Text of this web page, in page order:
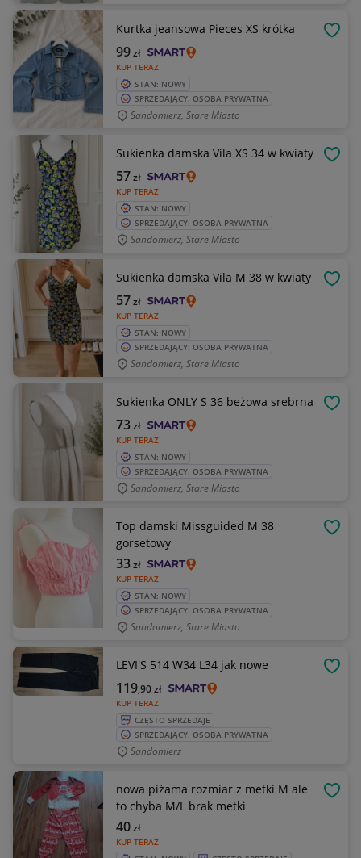
Kurtka jeansowa Pieces XS krótka
KUP TERAZ
99zł
STAN: NOWY
SPRZEDAJĄCY: OSOBA PRYWATNA
Sandomierz, Stare Miasto
Sukienka damska Vila XS 34 w kwiaty
KUP TERAZ
57zł
STAN: NOWY
SPRZEDAJĄCY: OSOBA PRYWATNA
Sandomierz, Stare Miasto
Sukienka damska Vila M 38 w kwiaty
KUP TERAZ
57zł
STAN: NOWY
SPRZEDAJĄCY: OSOBA PRYWATNA
Sandomierz, Stare Miasto
Sukienka ONLY S 36 beżowa srebrna
KUP TERAZ
73zł
STAN: NOWY
SPRZEDAJĄCY: OSOBA PRYWATNA
Sandomierz, Stare Miasto
Top damski Missguided M 38
gorsetowy
KUP TERAZ
33zł
STAN: NOWY
SPRZEDAJĄCY: OSOBA PRYWATNA
Sandomierz, Stare Miasto
LEVI'S 514 W34 L34 jak nowe
KUP TERAZ
119,90zł
CZĘSTO SPRZEDAJE
SPRZEDAJĄCY: OSOBA PRYWATNA
Sandomierz
nowa piżama rozmiar z metki M ale
to chyba M/L brak metki
KUP TERAZ
40zł